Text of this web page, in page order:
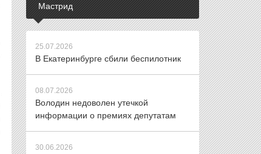
Мастрид
25.07.2026
В Екатеринбурге сбили беспилотник
08.07.2026
Володин недоволен утечкой
информации о премиях депутатам
30.06.2026